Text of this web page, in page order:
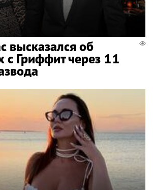
высказался об
с Гриффит через 11